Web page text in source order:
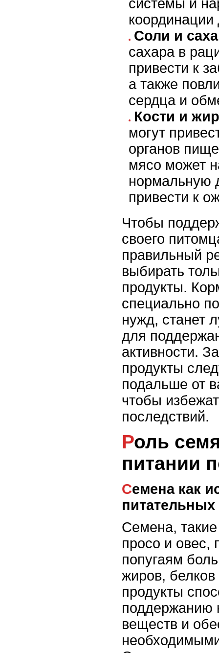
системы и
Соли и
сахара в
привести к
а также
сердца и
Кости и
могут
органов
мясо может
нормальную
привести к
Чтобы
своего
правильный
выбирать
продукты.
специально
нужд, станет
для
активности.
продукты
подальше от
чтобы
последствий.
Роль семян и орехов в
питании
Семена как источник
Семена,
просо и овес,
попугаям
жиров,
продукты
поддержанию
веществ и